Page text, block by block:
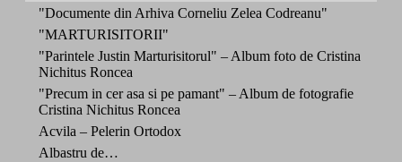
"Documente din Arhiva Corneliu Zelea Codreanu"
"MARTURISITORII"
"Parintele Justin Marturisitorul" – Album foto de Cristina
Nichitus Roncea
"Precum in cer asa si pe pamant" – Album de fotografie
Cristina Nichitus Roncea
Acvila – Pelerin Ortodox
Albastru de…